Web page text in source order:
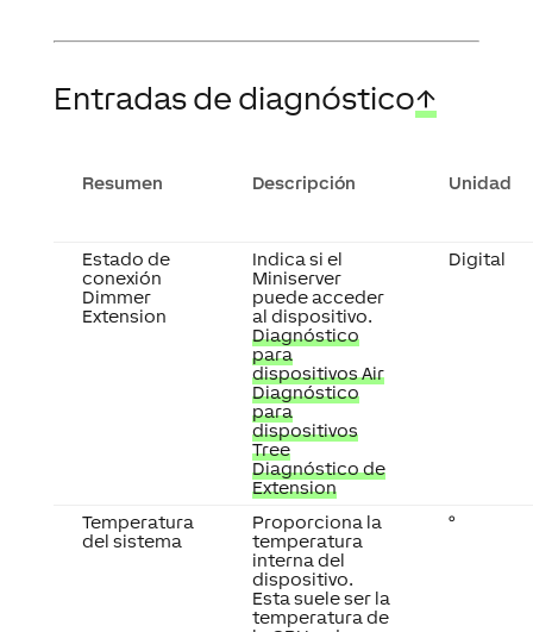
conexión
Dimmer
Extension
Miniserver
puede acceder
al dispositivo.
Diagnóstico
para
dispositivos Air
Diagnóstico
para
dispositivos
Tree
Diagnóstico de
Extension
Proporciona la
temperatura
interna del
dispositivo.
Esta suele ser la
temperatura de
la CPU o de
otro lugar en el